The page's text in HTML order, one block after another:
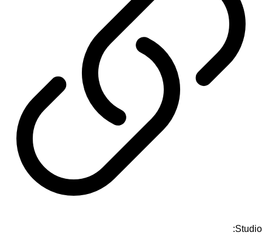
Studio: